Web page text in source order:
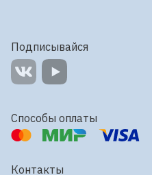
Подписывайся
Способы оплаты
Контакты